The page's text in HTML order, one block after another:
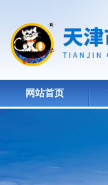
网站首页